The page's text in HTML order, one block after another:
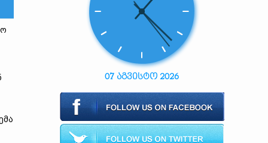
07 აგვისტო 2026